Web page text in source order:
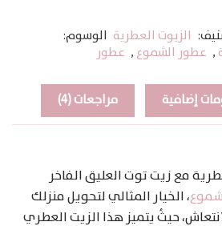
الزيوت العطرية الوسوم:
, عطور الشموع , عطور
إضافية مراجعات (4)
مع زيت توت العليق الفاخر
، الخيار المثالي لتحويل منزلك
حيثُ يتميز هذا الزيت العطري